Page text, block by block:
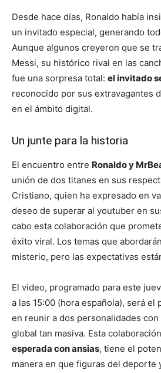
Desde hace días, Ronaldo había
un invitado especial, generando
Aunque algunos creyeron que se
Messi, su histórico rival en las
fue una sorpresa total: el invitado
reconocido por sus extravagantes
en el ámbito digital.
Un junte para la historia
El encuentro entre Ronaldo y
unión de dos titanes en sus
Cristiano, quien ha expresado en
deseo de superar al youtuber en
cabo esta colaboración que
éxito viral. Los temas que
misterio, pero las expectativas
El video, programado para este
a las 15:00 (hora española), será el
en reunir a dos personalidades con
global tan masiva. Esta
esperada con ansias, tiene el
manera en que figuras del deporte